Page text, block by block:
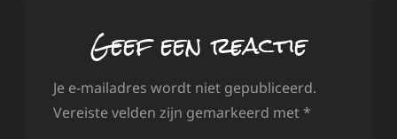
Geef een reactie
Je e-mailadres wordt niet gepubliceerd.
Vereiste velden zijn gemarkeerd met *